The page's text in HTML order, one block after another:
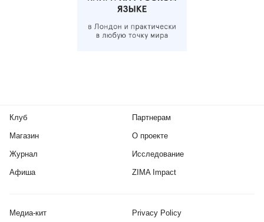
Клуб
Магазин
Журнал
Афиша
Партнерам
О проекте
Исследование
ZIMA Impact
Медиа-кит Privacy Policy